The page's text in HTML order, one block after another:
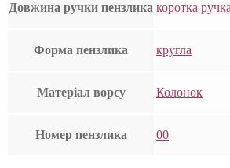
Довжина ручки пензлика коротка ручка
Форма пензлика кругла
Матеріал ворсу Колонок
Номер пензлика 00